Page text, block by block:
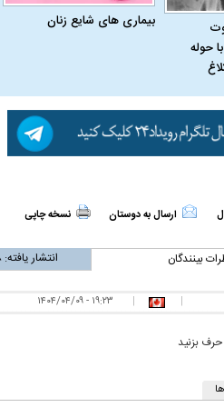
حوله
بیماری‌ های شایع زنان
ارسال به دوستان نسخه چاپی
بینندگان انتشار یافته:
|
| ۱۹:۲۳ - ۱۴۰۴/۰۴/۰۹
حرف بزنید
از داخل
ببینید| ونس: ایرانیان به